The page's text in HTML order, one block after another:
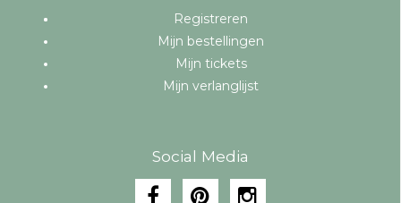
Registreren
Mijn bestellingen
Mijn tickets
Mijn verlanglijst
Social Media